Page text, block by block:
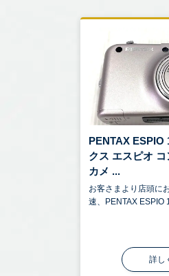
PENTAX ESPIO
クス エスピオ
カメ ...
お客さまより店頭に
速、PENTAX ESPIO
詳し